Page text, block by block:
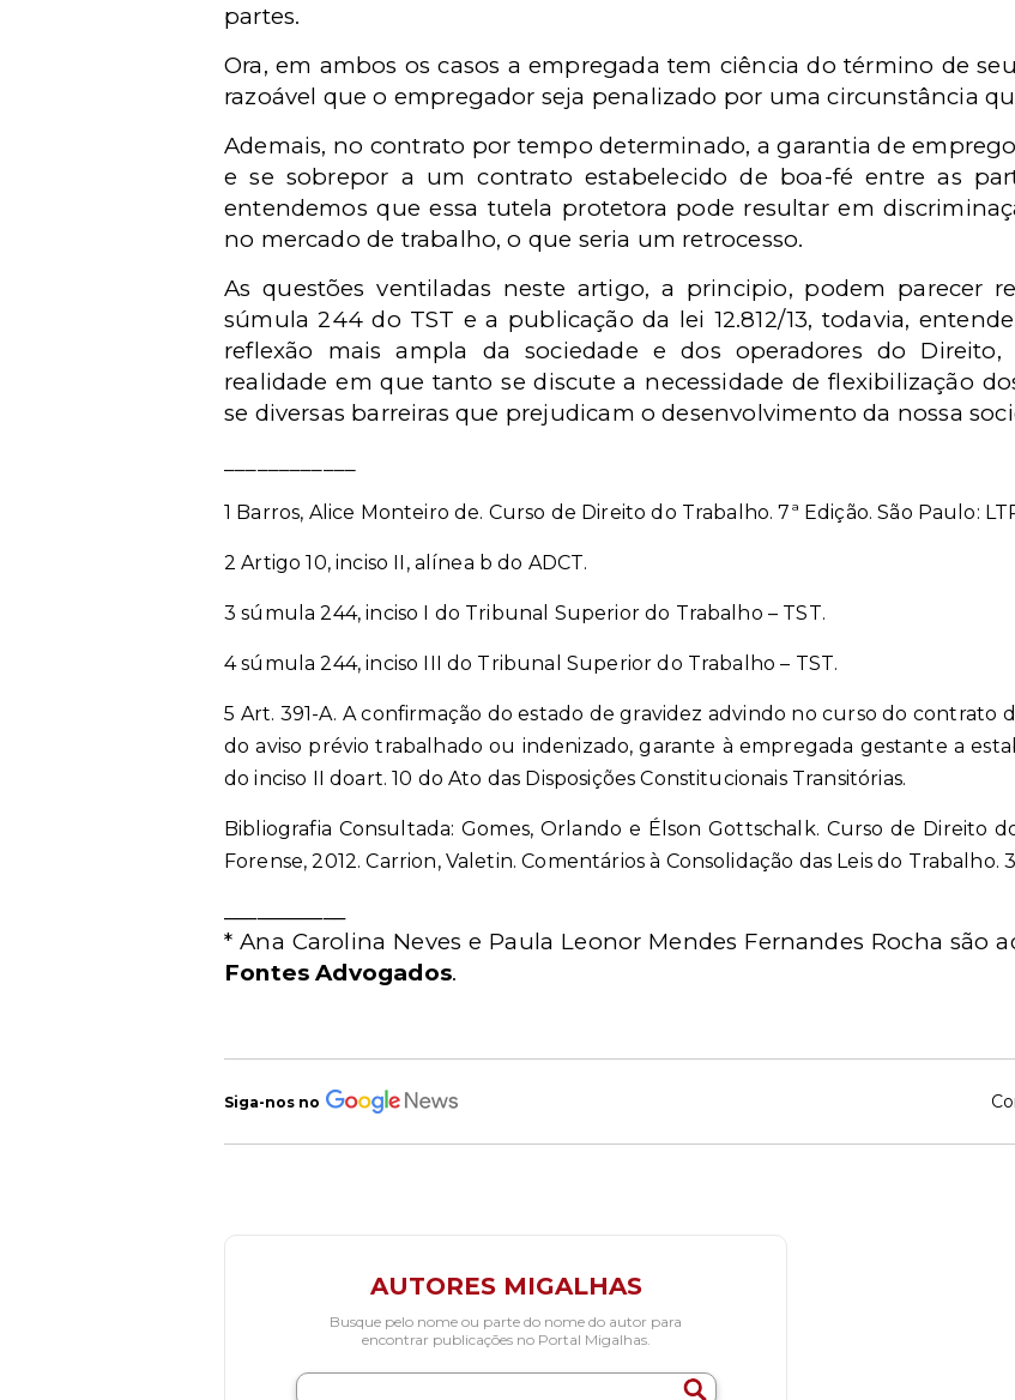
partes.
Ora, em ambos os casos a empregada tem ciência do término de
razoável que o empregador seja penalizado por uma circunstância
Ademais, no contrato por tempo determinado, a garantia de
e se sobrepor a um contrato estabelecido de boa-fé entre as
entendemos que essa tutela protetora pode resultar em
no mercado de trabalho, o que seria um retrocesso.
As questões ventiladas neste artigo, a principio, podem parecer
súmula 244 do TST e a publicação da lei 12.812/13, todavia,
reflexão mais ampla da sociedade e dos operadores do
realidade em que tanto se discute a necessidade de flexibilização
se diversas barreiras que prejudicam o desenvolvimento da nossa
1 Barros, Alice Monteiro de. Curso de Direito do Trabalho. 7ª Edição. São Paulo:
2 Artigo 10, inciso II, alínea b do ADCT.
3 súmula 244, inciso I do Tribunal Superior do Trabalho – TST.
4 súmula 244, inciso III do Tribunal Superior do Trabalho – TST.
5 Art. 391-A. A confirmação do estado de gravidez advindo no curso do
do aviso prévio trabalhado ou indenizado, garante à empregada gestante a
do inciso II doart. 10 do Ato das Disposições Constitucionais Transitórias.
Bibliografia Consultada: Gomes, Orlando e Élson Gottschalk. Curso de Direito
Forense, 2012. Carrion, Valetin. Comentários à Consolidação das Leis do Trabalho.
* Ana Carolina Neves e Paula Leonor Mendes Fernandes Rocha são
Fontes Advogados.
Siga-nos no
AUTORES MIGALHAS
Busque pelo nome ou parte do nome do autor para
encontrar publicações no Portal Migalhas.